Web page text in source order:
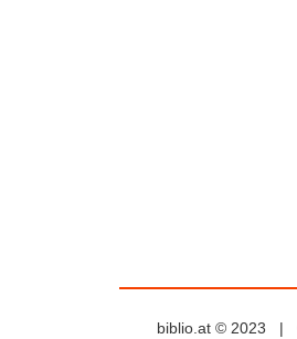
biblio.at © 2023 |